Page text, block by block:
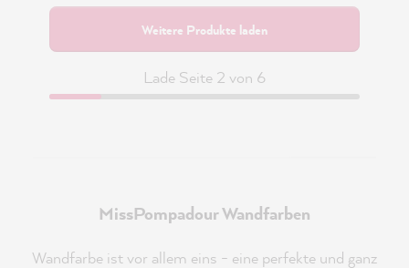
Weitere Produkte laden
Lade Seite 2 von 6
MissPompadour Wandfarben
Wandfarbe ist vor allem eins - eine perfekte und ganz